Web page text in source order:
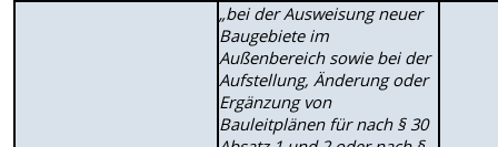
„bei der Ausweisung neuer
Baugebiete im
Außenbereich sowie bei der
Aufstel­lung, Änderung oder
Ergänzung von
Bauleitplänen für nach § 30